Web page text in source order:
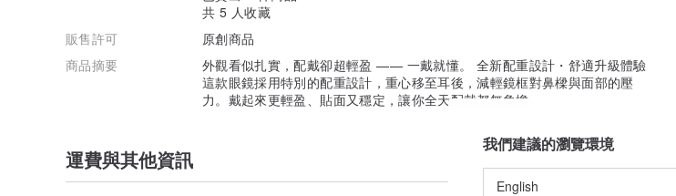
• April Eyewear 拭鏡布
🔧 保養條款
• 如有製造問題，可於 7 日內更換
• 因使用損壞或人為因素造成的損傷，恕不退換
每副眼鏡皆由經驗豐富的工匠細心打磨、精雕細琢，保留傳統工藝的溫度與質感。無論你偏好低調簡
約還是個性鮮明的設計，手工眼鏡都能展現你獨特的品味。
材質、形狀、顏色可依需求選擇，讓每副眼鏡不只舒適實用，更成為你風格的延伸。
共 5 人收藏
販售許可
原創商品
商品摘要
外觀看似扎實，配戴卻超輕盈 —— 一戴就懂。 全新配重設計・舒適升級體驗
這款眼鏡採用特別的配重設計，重心移至耳後，減輕鏡框對鼻樑與面部的壓
力。戴起來更輕盈、貼面又穩定，讓你全天配戴都無負擔。
運費與其他資訊
我們建議的瀏覽環境